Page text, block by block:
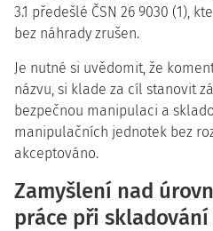
3.1 předešlé ČSN 26 9030 (1),
bez náhrady zrušen.
Je nutné si uvědomit, že
názvu, si klade za cíl stanovit
bezpečnou manipulaci a
manipulačních jednotek bez
akceptováno.
Zamyšlení nad
práce při skladování